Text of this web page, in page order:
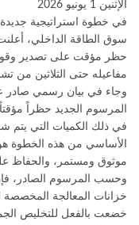
الإثنين 1 يونيو 2026
​في خطوة استراتيجية
سوق الطاقة الداخلي،
حظر مؤقت على تصدير وقود
مفاعيله حتى الثلاثين من
​وجاء في بيان رسمي
المرسوم الجديد حظراً
في ذلك الكميات التي يتم
الأساسي من هذه الخطوة
موثوق ومستمر، والحفاظ
​وحسب المرسوم الصادر،
خزانات المعالجة المخصصة
خضعت بالفعل للتخليص